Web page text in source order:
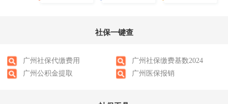
社保一键查
广州社保代缴费用
广州社保缴费基数2024
广州公积金提取
广州医保报销